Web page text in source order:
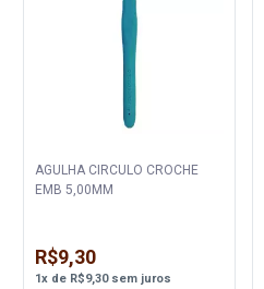
AGULHA CIRCULO CROCHE
EMB 5,00MM
R$9,30
1x de R$9,30sem juros